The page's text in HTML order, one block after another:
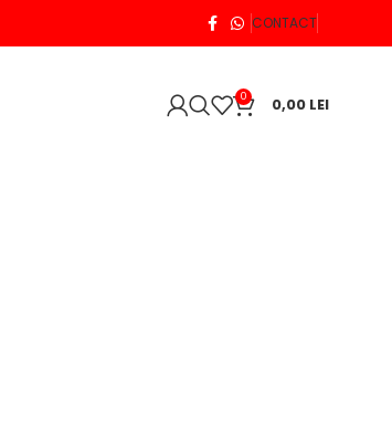
CONTACT
0 0,00 LEI